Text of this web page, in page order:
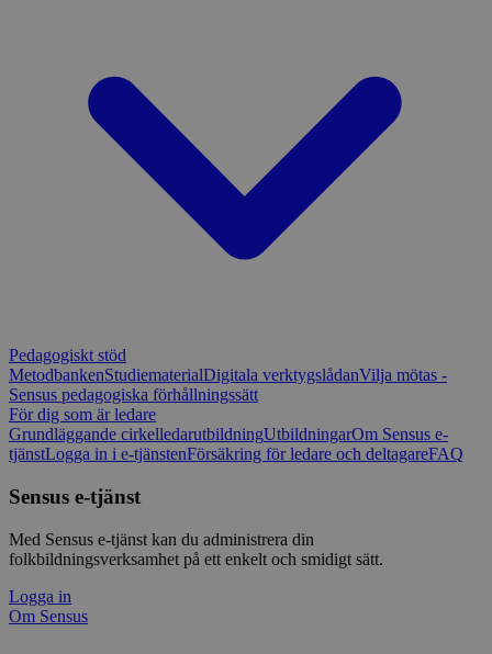
Pedagogiskt stöd
MetodbankenStudiematerialDigitala verktygslådanVilja mötas -
Sensus pedagogiska förhållningssätt
För dig som är ledare
Grundläggande cirkelledarutbildningUtbildningarOm Sensus e-
tjänstLogga in i e-tjänstenFörsäkring för ledare och deltagareFAQ
Sensus e-tjänst
Med Sensus e-tjänst kan du administrera din
folkbildningsverksamhet på ett enkelt och smidigt sätt.
Logga in
Om Sensus